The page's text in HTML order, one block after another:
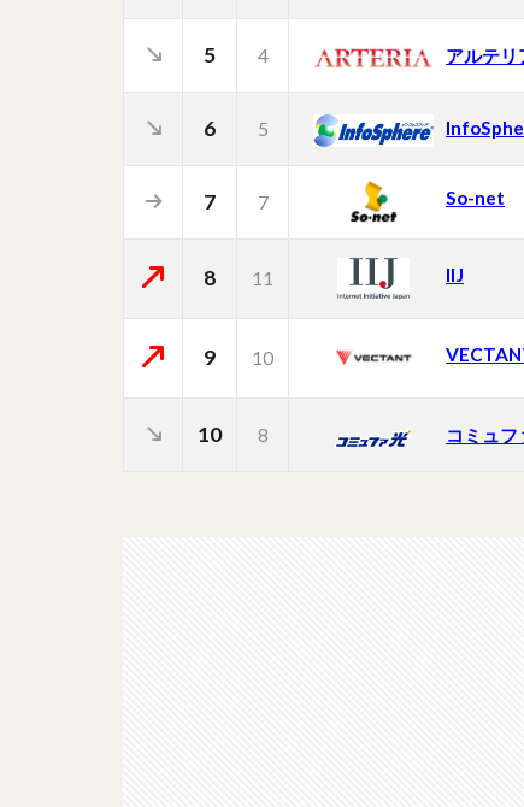
5 4 アルテリ
6 5
7 7 So-net
8 11 IIJ
9 10
10 8 コミュフ